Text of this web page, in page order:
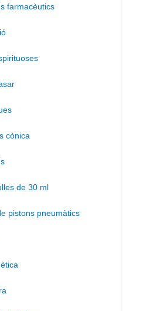
farmacèutics
cònica
de 30 ml
pistons pneumàtics